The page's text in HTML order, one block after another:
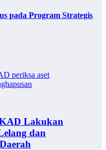
pada Program Strategis
periksa aset
Lakukan
dan